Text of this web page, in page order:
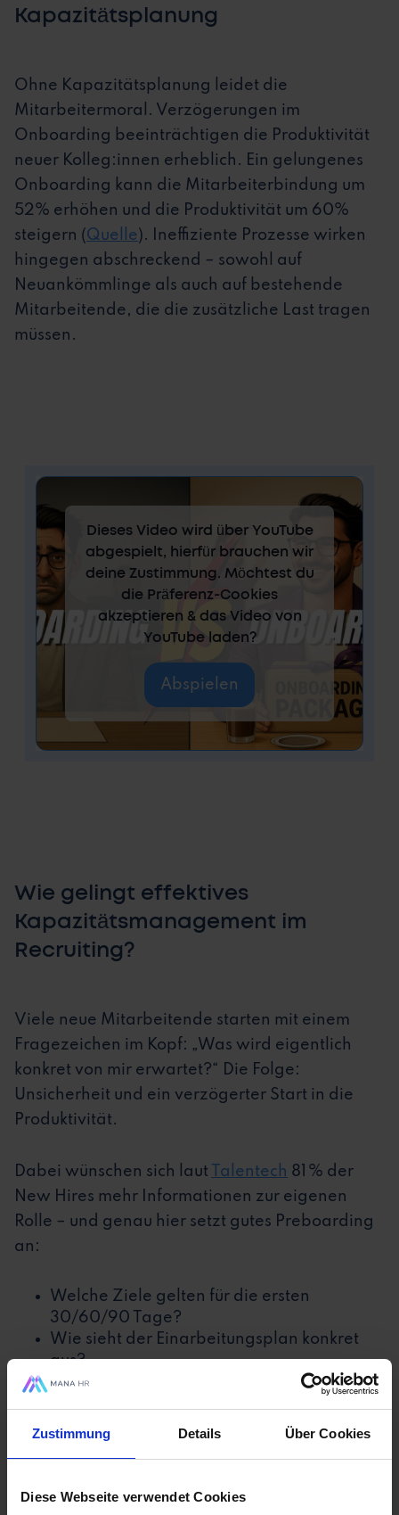
Zustimmung Details Über Cookies
Diese Webseite verwendet Cookies
Kapazitätsplanung
Ohne Kapazitätsplanung leidet die
Mitarbeitermoral. Verzögerungen im
Onboarding beeinträchtigen die Produktivität
neuer Kolleg:innen erheblich. Ein gelungenes
Onboarding kann die Mitarbeiterbindung um
52% erhöhen und die Produktivität um 60%
steigern (Quelle). Ineffiziente Prozesse wirken
hingegen abschreckend – sowohl auf
Neuankömmlinge als auch auf bestehende
Mitarbeitende, die die zusätzliche Last tragen
müssen.
Dieses Video wird über YouTube
abgespielt, hierfür brauchen wir
deine Zustimmung. Möchtest du
die Präferenz-Cookies
akzeptieren & das Video von
YouTube laden?
Abspielen
Wie gelingt effektives
Kapazitätsmanagement im
Recruiting?
Viele neue Mitarbeitende starten mit einem
Fragezeichen im Kopf: „Was wird eigentlich
konkret von mir erwartet?“ Die Folge:
Unsicherheit und ein verzögerter Start in die
Produktivität.
Dabei wünschen sich laut Talentech 81 % der
New Hires mehr Informationen zur eigenen
Rolle – und genau hier setzt gutes Preboarding
an:
Welche Ziele gelten für die ersten
30/60/90 Tage?
Wie sieht der Einarbeitungsplan konkret
aus?
Welche KPIs oder Projekte stehen an?
Je klarer du hier kommunizierst, desto besser
gelingt der Einstieg – und desto schneller wird